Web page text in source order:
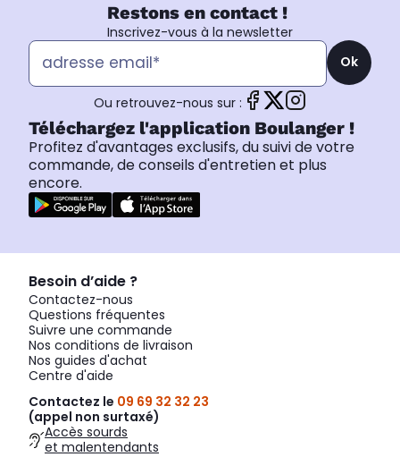
Restons en contact !
Inscrivez-vous à la newsletter
Ok
Ou retrouvez-nous sur :
Téléchargez l'application Boulanger !
Profitez d'avantages exclusifs, du suivi de votre
commande, de conseils d'entretien et plus
encore.
Besoin d’aide ?
Contactez-nous
Questions fréquentes
Suivre une commande
Nos conditions de livraison
Nos guides d'achat
Centre d'aide
Contactez le 09 69 32 32 23
(appel non surtaxé)
Accès sourds
et malentendants